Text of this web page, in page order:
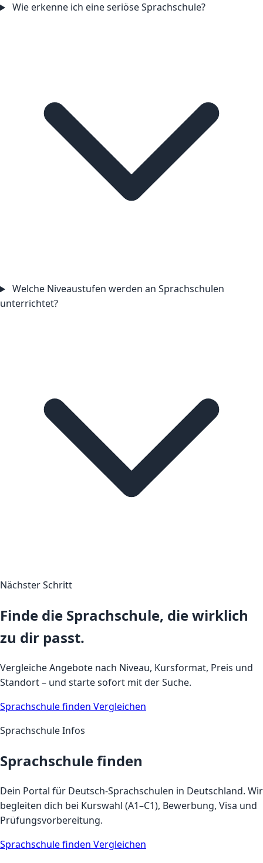
Wie erkenne ich eine seriöse Sprachschule?
Welche Niveaustufen werden an Sprachschulen
unterrichtet?
Nächster Schritt
Finde die Sprachschule, die wirklich
zu dir passt.
Vergleiche Angebote nach Niveau, Kursformat, Preis und
Standort – und starte sofort mit der Suche.
Sprachschule finden Vergleichen
Sprachschule Infos
Sprachschule finden
Dein Portal für Deutsch-Sprachschulen in Deutschland. Wir
begleiten dich bei Kurswahl (A1–C1), Bewerbung, Visa und
Prüfungsvorbereitung.
Sprachschule finden Vergleichen